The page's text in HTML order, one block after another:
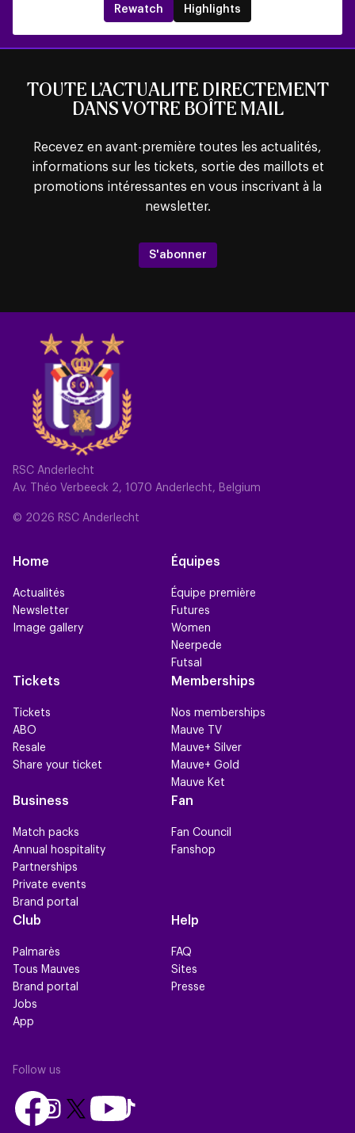
Rewatch Highlights
RSC Anderlecht
Av. Théo Verbeeck 2, 1070 Anderlecht, Belgium
© 2026 RSC Anderlecht
Home
Actualités
Newsletter
Image gallery
Équipes
Équipe première
Futures
Women
Neerpede
Futsal
Tickets
Tickets
ABO
Resale
Share your ticket
Memberships
Nos memberships
Mauve TV
Mauve+ Silver
Mauve+ Gold
Mauve Ket
Business
Match packs
Annual hospitality
Partnerships
Private events
Brand portal
Fan
Fan Council
Fanshop
Club
Palmarès
Tous Mauves
Brand portal
Jobs
App
Help
FAQ
Sites
Presse
Follow us
Follow
us
Follow
us
Follow
Follow
us
Follow
us
TOUTE L’ACTUALITE DIRECTEMENT
DANS VOTRE BOÎTE MAIL
Recevez en avant-première toutes les actualités,
informations sur les tickets, sortie des maillots et
promotions intéressantes en vous inscrivant à la
newsletter.
S'abonner